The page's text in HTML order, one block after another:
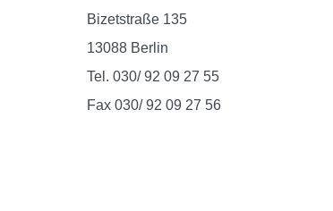
Bizetstraße 135
13088 Berlin
Tel. 030/ 92 09 27 55
Fax 030/ 92 09 27 56